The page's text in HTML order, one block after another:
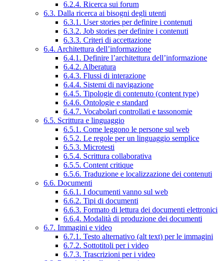
6.2.4. Ricerca sui forum
6.3. Dalla ricerca ai bisogni degli utenti
6.3.1. User stories per definire i contenuti
6.3.2. Job stories per definire i contenuti
6.3.3. Criteri di accettazione
6.4. Architettura dell’informazione
6.4.1. Definire l’architettura dell’informazione
6.4.2. Alberatura
6.4.3. Flussi di interazione
6.4.4. Sistemi di navigazione
6.4.5. Tipologie di contenuto (content type)
6.4.6. Ontologie e standard
6.4.7. Vocabolari controllati e tassonomie
6.5. Scrittura e linguaggio
6.5.1. Come leggono le persone sul web
6.5.2. Le regole per un linguaggio semplice
6.5.3. Microtesti
6.5.4. Scrittura collaborativa
6.5.5. Content critique
6.5.6. Traduzione e localizzazione dei contenuti
6.6. Documenti
6.6.1. I documenti vanno sul web
6.6.2. Tipi di documenti
6.6.3. Formato di lettura dei documenti elettronici
6.6.4. Modalità di produzione dei documenti
6.7. Immagini e video
6.7.1. Testo alternativo (alt text) per le immagini
6.7.2. Sottotitoli per i video
6.7.3. Trascrizioni per i video